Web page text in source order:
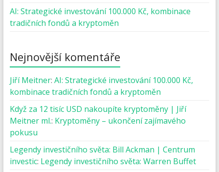
AI: Strategické investování 100.000 Kč, kombinace
tradičních fondů a kryptoměn
Nejnovější komentáře
Jiří Meitner: AI: Strategické investování 100.000 Kč,
kombinace tradičních fondů a kryptoměn
Když za 12 tisíc USD nakoupíte kryptoměny | Jiří
Meitner ml.: Kryptoměny – ukončení zajímavého
pokusu
Legendy investičního světa: Bill Ackman | Centrum
investic: Legendy investičního světa: Warren Buffet